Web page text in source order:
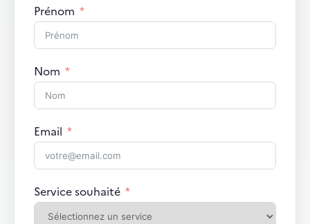
Prénom
Nom
Email
Service souhaité